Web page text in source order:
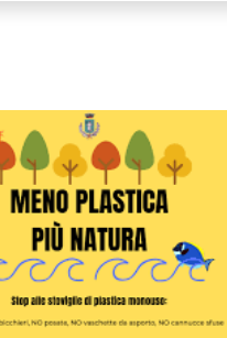
Vito Chietino
più natura - Clicca per